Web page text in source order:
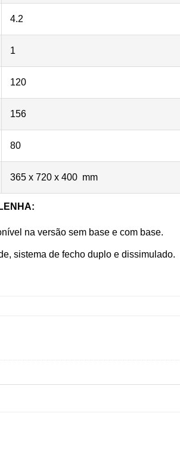
4.2
1
120
156
80
365 x 720 x 400 mm
na versão sem base e com base.
sistema de fecho duplo e dissimulado.